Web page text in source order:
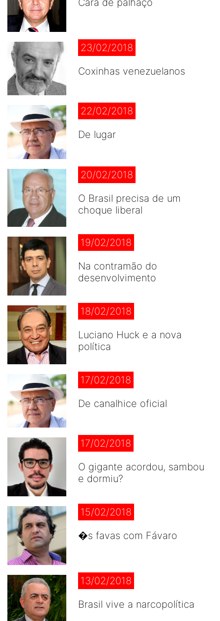
23/02/2018
Coxinhas venezuelanos
22/02/2018
De lugar
20/02/2018
O Brasil precisa de um
choque liberal
19/02/2018
Na contramão do
desenvolvimento
18/02/2018
Luciano Huck e a nova
política
17/02/2018
De canalhice oficial
17/02/2018
O gigante acordou, sambou
e dormiu?
15/02/2018
�s favas com Fávaro
13/02/2018
Brasil vive a narcopolítica